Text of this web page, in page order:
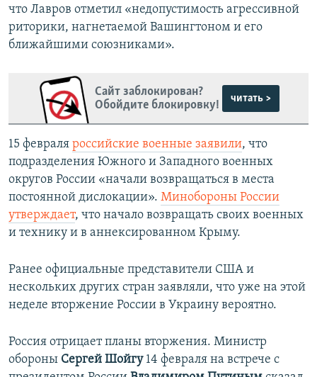
что Лавров отметил «недопустимость агрессивной
риторики, нагнетаемой Вашингтоном и его
ближайшими союзниками».
Сайт заблокирован?
Обойдите блокировку!
читать >
15 февраля российские военные заявили, что
подразделения Южного и Западного военных
округов России «начали возвращаться в места
постоянной дислокации». Минобороны России
утверждает, что начало возвращать своих военных
и технику и в аннексированном Крыму.
Ранее официальные представители США и
нескольких других стран заявляли, что уже на этой
неделе вторжение России в Украину вероятно.
Россия отрицает планы вторжения. Министр
обороны Сергей Шойгу14 февраля на встрече с